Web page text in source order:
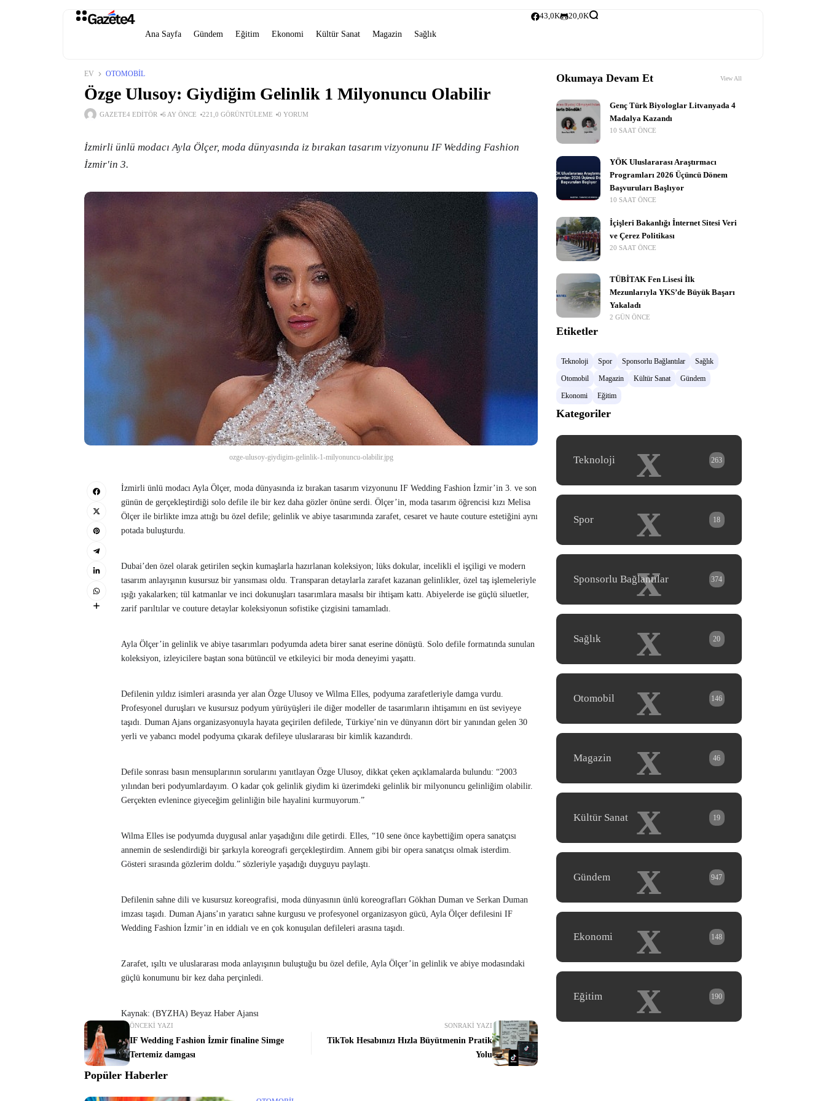
Ana Sayfa Gündem Eğitim Ekonomi Kültür Sanat Magazin Sağlık
43,0K 20,0K
EV OTOMOBIL
Özge Ulusoy: Giydiğim Gelinlik 1 Milyonuncu Olabilir
GAZETE4 EDITÖR 6 AY ÖNCE 221,0 GÖRÜNTÜLEME 0 YORUM
İzmirli ünlü modacı Ayla Ölçer, moda dünyasında iz bırakan tasarım vizyonunu IF Wedding Fashion
İzmir'in 3.
ozge-ulusoy-giydigim-gelinlik-1-milyonuncu-olabilir.jpg
İzmirli ünlü modacı Ayla Ölçer, moda dünyasında iz bırakan tasarım vizyonunu IF Wedding Fashion İzmir’in 3. ve son
günün de gerçekleştirdiği solo defile ile bir kez daha gözler önüne serdi. Ölçer’in, moda tasarım öğrencisi kızı Melisa
Ölçer ile birlikte imza attığı bu özel defile; gelinlik ve abiye tasarımında zarafet, cesaret ve haute couture estetiğini aynı
potada buluşturdu.
Dubai’den özel olarak getirilen seçkin kumaşlarla hazırlanan koleksiyon; lüks dokular, incelikli el işçiligi ve modern
tasarım anlayışının kusursuz bir yansıması oldu. Transparan detaylarla zarafet kazanan gelinlikler, özel taş işlemeleriyle
ışığı yakalarken; tül katmanlar ve inci dokunuşları tasarımlara masalsı bir ihtişam kattı. Abiyelerde ise güçlü siluetler,
zarif parıltılar ve couture detaylar koleksiyonun sofistike çizgisini tamamladı.
Ayla Ölçer’in gelinlik ve abiye tasarımları podyumda adeta birer sanat eserine dönüştü. Solo defile formatında sunulan
koleksiyon, izleyicilere baştan sona bütüncül ve etkileyici bir moda deneyimi yaşattı.
Defilenin yıldız isimleri arasında yer alan Özge Ulusoy ve Wilma Elles, podyuma zarafetleriyle damga vurdu.
Profesyonel duruşları ve kusursuz podyum yürüyüşleri ile diğer modeller de tasarımların ihtişamını en üst seviyeye
taşıdı. Duman Ajans organizasyonuyla hayata geçirilen defilede, Türkiye’nin ve dünyanın dört bir yanından gelen 30
yerli ve yabancı model podyuma çıkarak defileye uluslararası bir kimlik kazandırdı.
Defile sonrası basın mensuplarının sorularını yanıtlayan Özge Ulusoy, dikkat çeken açıklamalarda bulundu: “2003
yılından beri podyumlardayım. O kadar çok gelinlik giydim ki üzerimdeki gelinlik bir milyonuncu gelinliğim olabilir.
Gerçekten evlenince giyeceğim gelinliğin bile hayalini kurmuyorum.”
Wilma Elles ise podyumda duygusal anlar yaşadığını dile getirdi. Elles, “10 sene önce kaybettiğim opera sanatçısı
annemin de seslendirdiği bir şarkıyla koreografi gerçekleştirdim. Annem gibi bir opera sanatçısı olmak isterdim.
Gösteri sırasında gözlerim doldu.” sözleriyle yaşadığı duyguyu paylaştı.
Defilenin sahne dili ve kusursuz koreografisi, moda dünyasının ünlü koreografları Gökhan Duman ve Serkan Duman
imzası taşıdı. Duman Ajans’ın yaratıcı sahne kurgusu ve profesyonel organizasyon gücü, Ayla Ölçer defilesini IF
Wedding Fashion İzmir’in en iddialı ve en çok konuşulan defileleri arasına taşıdı.
Zarafet, ışıltı ve uluslararası moda anlayışının buluştuğu bu özel defile, Ayla Ölçer’in gelinlik ve abiye modasındaki
güçlü konumunu bir kez daha perçinledi.
Kaynak: (BYZHA) Beyaz Haber Ajansı
ÖNCEKI YAZI
IF Wedding Fashion İzmir finaline Simge
Tertemiz damgası
SONRAKI YAZI
TikTok Hesabınızı Hızla Büyütmenin Pratik
Yolu
Popüler Haberler
Okumaya Devam Et View All
Genç Türk Biyologlar Litvanyada 4
Madalya Kazandı
10 SAAT ÖNCE
YÖK Uluslararası Araştırmacı
Programları 2026 Üçüncü Dönem
Başvuruları Başlıyor
10 SAAT ÖNCE
İçişleri Bakanlığı İnternet Sitesi Veri
ve Çerez Politikası
20 SAAT ÖNCE
TÜBİTAK Fen Lisesi İlk
Mezunlarıyla YKS’de Büyük Başarı
Yakaladı
2 GÜN ÖNCE
Etiketler
Teknoloji Spor Sponsorlu Bağlantılar
Sağlık
Otomobil
Magazin Kültür Sanat
Gündem
Ekonomi
Eğitim
Kategoriler
x
Teknoloji 263
x
Spor 18
x
Sponsorlu Bağlantılar 374
x
Sağlık 20
x
Otomobil 146
x
Magazin 46
x
Kültür Sanat 19
x
Gündem 947
x
Ekonomi 148
x
Eğitim 190